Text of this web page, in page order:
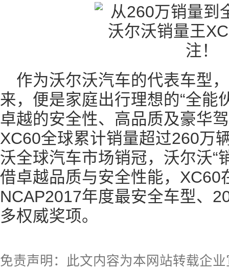
作为沃尔沃汽车的代表车型
来，便是家庭出行理想的“全能
卓越的安全性、高品质及豪华
XC60全球累计销量超过260万
沃全球汽车市场销冠，沃尔沃“
借卓越品质与安全性能，XC60
NCAP2017年度最安全车型、
多权威奖项。
免责声明：此文内容为本网站转载企